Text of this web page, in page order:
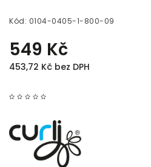
Kód: 0104-0405-1-800-09
549 Kč
453,72 Kč bez DPH